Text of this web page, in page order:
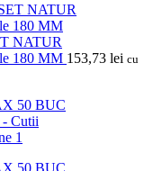
NATUR
180 MM 153,73 lei cu